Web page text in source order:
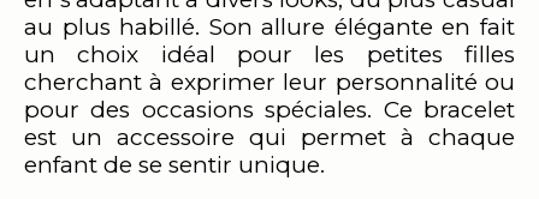
au plus habillé. Son allure élégante en fait
un choix idéal pour les petites filles
cherchant à exprimer leur personnalité ou
pour des occasions spéciales. Ce bracelet
est un accessoire qui permet à chaque
enfant de se sentir unique.